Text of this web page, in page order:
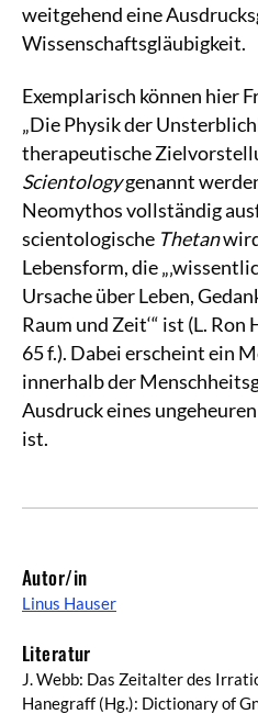
weitgehend eine
Wissenschaftsgläubigkeit.
Exemplarisch können hier
„Die Physik der
therapeutische
Scientologygenannt
Neomythos vollständig
scientologische Thetan
Lebensform, die
Ursache über Leben,
Raum und Zeit‘“ ist (L.
65 f.). Dabei erscheint ein
innerhalb der
Ausdruck eines
ist.
Autor/in
Linus Hauser
Literatur
J. Webb: Das Zeitalter des
Hanegraff (Hg.): Dictionary of